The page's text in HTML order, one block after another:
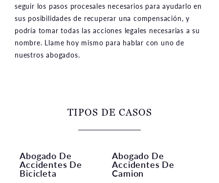
seguir los pasos procesales necesarios para ayudarlo en
sus posibilidades de recuperar una compensación, y
podría tomar todas las acciones legales necesarias a su
nombre. Llame hoy mismo para hablar con uno de
nuestros abogados.
TIPOS DE CASOS
Abogado De
Accidentes De
Bicicleta
Abogado De
Accidentes De
Camion